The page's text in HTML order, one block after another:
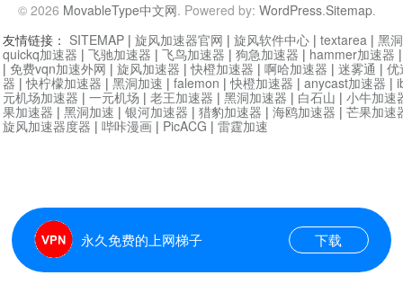
© 2026 MovableType中文网. Powered by: WordPress.Sitemap.
永久免费的上网梯子 下载
友情链接： SITEMAP | 旋风加速器官网 | 旋风软件中心 | textarea | 黑
quickq加速器 | 飞驰加速器 | 飞鸟加速器 | 狗急加速器 | hammer加速器
| 免费vqn加速外网 | 旋风加速器 |快橙加速器 | 啊哈加速器 | 迷雾通 | 优
器 |快柠檬加速器 | 黑洞加速 | falemon |快橙加速器 | anycast加速器 |
元机场加速器 | 一元机场 | 老王加速器 | 黑洞加速器 | 白石山 | 小牛加速
果加速器 | 黑洞加速 | 银河加速器 | 猎豹加速器 | 海鸥加速器 | 芒果加速
旋风加速器度器 | 哔咔漫画 | PicACG | 雷霆加速